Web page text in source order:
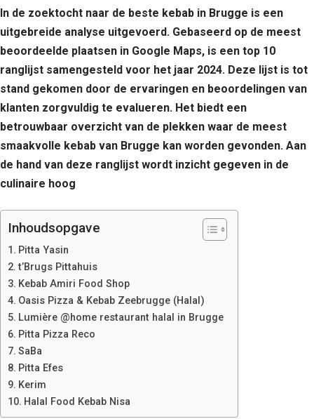
In de zoektocht naar de beste kebab in Brugge is een
uitgebreide analyse uitgevoerd. Gebaseerd op de meest
beoordeelde plaatsen in Google Maps, is een top 10
ranglijst samengesteld voor het jaar 2024. Deze lijst is tot
stand gekomen door de ervaringen en beoordelingen van
klanten zorgvuldig te evalueren. Het biedt een
betrouwbaar overzicht van de plekken waar de meest
smaakvolle kebab van Brugge kan worden gevonden. Aan
de hand van deze ranglijst wordt inzicht gegeven in de
culinaire hoog
Inhoudsopgave
Pitta Yasin
t’Brugs Pittahuis
Kebab Amiri Food Shop
Oasis Pizza & Kebab Zeebrugge (Halal)
Lumière @home restaurant halal in Brugge
Pitta Pizza Reco
SaBa
Pitta Efes
Kerim
Halal Food Kebab Nisa